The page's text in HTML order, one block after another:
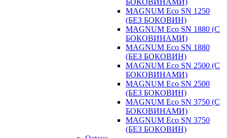
MAGNUM Eco SN 1250
(БЕЗ БОКОВИН)
MAGNUM Eco SN 1880 (С
БОКОВИНАМИ)
MAGNUM Eco SN 1880
(БЕЗ БОКОВИН)
MAGNUM Eco SN 2500 (С
БОКОВИНАМИ)
MAGNUM Eco SN 2500
(БЕЗ БОКОВИН)
MAGNUM Eco SN 3750 (С
БОКОВИНАМИ)
MAGNUM Eco SN 3750
(БЕЗ БОКОВИН)